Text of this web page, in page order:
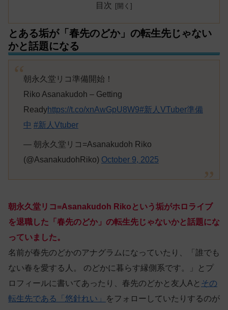
目次
とある垢が「春先のどか」の転生先じゃない
かと話題になる
朝永久堂リコ準備開始！
Riko Asanakudoh – Getting
Readyhttps://t.co/xnAwGpU8W9#新人VTuber準備
中 #新人Vtuber
— 朝永久堂リコ=Asanakudoh Riko
(@AsanakudohRiko) October 9, 2025
朝永久堂リコ=Asanakudoh Rikoという垢がホロライブ
を退職した「春先のどか」の転生先じゃないかと話題にな
っていました。
名前が春先のどかのアナグラムになっていたり、「誰でも
ない春を愛する人。 のどかに暮らす縁側系です。」とプ
ロフィールに書いてあったり、春先のどかと友人Aと その
転生先である「悠針れい」
をフォローしていたりするのが